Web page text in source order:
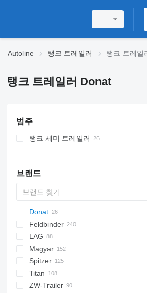
Autoline 탱크 트레일러 탱크 트레일
탱크 트레일러 Donat
범주
탱크 세미 트레일러
가스 탱크 세미 트레일러
사일로 탱크 트레일러
화학물질 탱크 트레일러
액체 아스팔트 탱크 트레일러
식품 세미 트레일러
탱커 세미 트레일러
브랜드
SVM
NCG
NG
CB
T-series
SAPL
KIS
STF
ADR
BPDO
BPO
CK
SOA
K series
Donat
LPG
45
AMMONIA
LPG
Carrytank
TF
Feldbinder
EUT
KIP
TSA
ASW
TX
Stralis
Modulo
TSA
SSK
SSL
STB
STS
LAG
0-3
GSA
O-3
TGS
Magyar
S-series
SR
SA
SL
L-series
CM
MACOLA
SCT
TS
Spitzer
SF
SK
LPG
OPL 38
Titan
SP
ADR
97
NS
LPG
ZW-Trailer